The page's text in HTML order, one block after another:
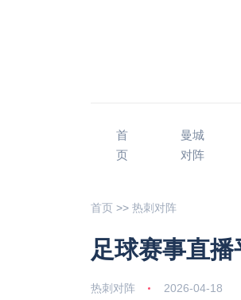
首
页
曼城
对阵
首页 >> 热刺对阵
足球赛事直
热刺对阵 2026-04-18